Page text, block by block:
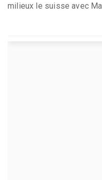
milieux le suisse avec